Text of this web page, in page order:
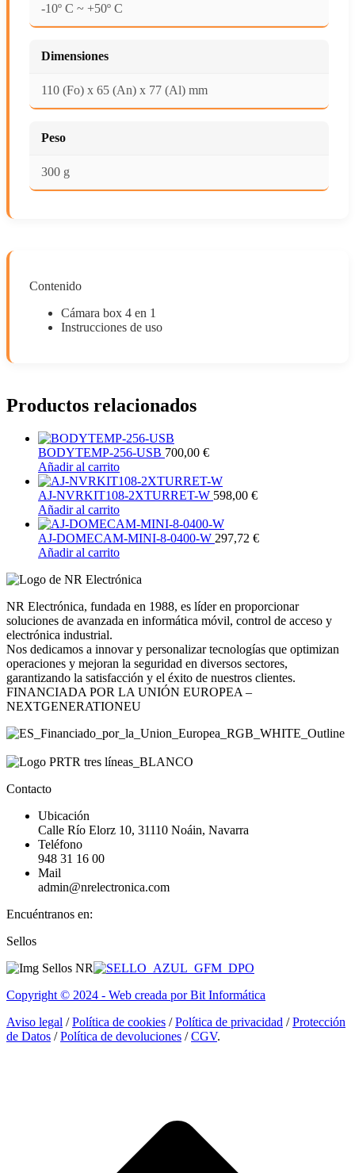
-10º C ~ +50º C
Dimensiones
110 (Fo) x 65 (An) x 77 (Al) mm
Peso
300 g
Contenido
Cámara box 4 en 1
Instrucciones de uso
Productos relacionados
BODYTEMP-256-USB 700,00 €
Añadir al carrito
AJ-NVRKIT108-2XTURRET-W 598,00 €
Añadir al carrito
AJ-DOMECAM-MINI-8-0400-W 297,72 €
Añadir al carrito
NR Electrónica, fundada en 1988, es líder en proporcionar
soluciones de avanzada en informática móvil, control de acceso y
electrónica industrial.
Nos dedicamos a innovar y personalizar tecnologías que optimizan
operaciones y mejoran la seguridad en diversos sectores,
garantizando la satisfacción y el éxito de nuestros clientes.
FINANCIADA POR LA UNIÓN EUROPEA –
NEXTGENERATIONEU
Contacto
Ubicación
Calle Río Elorz 10, 31110 Noáin, Navarra
Teléfono
948 31 16 00
Mail
admin@nrelectronica.com
Encuéntranos en:
Facebook
opens
new
Linkedin
opens
new
Instagram
opens
new
Sellos
Copyright © 2024 - Web creada por Bit Informática
Aviso legal /Política de cookies /Política de privacidad /Protección
de Datos /Política de devoluciones /CGV.